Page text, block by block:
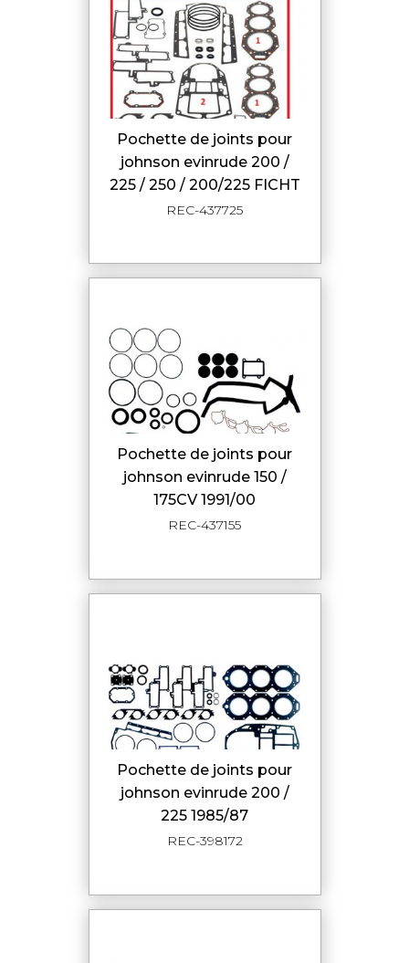
pochette de joints pour
johnson evinrude 200 /
225 / 250 / 200/225 FICHT
REC-437725
pochette de joints pour
johnson evinrude 150 /
175CV 1991/00
REC-437155
pochette de joints pour
johnson evinrude 200 /
225 1985/87
REC-398172